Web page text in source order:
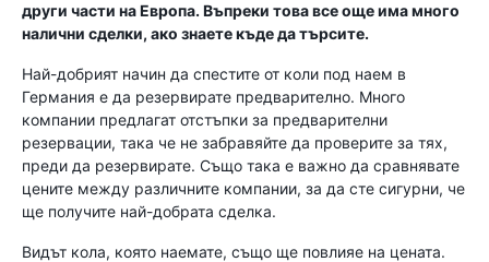
други части на Европа. Въпреки това все още има много
налични сделки, ако знаете къде да търсите.
Най-добрият начин да спестите от коли под наем в
Германия е да резервирате предварително. Много
компании предлагат отстъпки за предварителни
резервации, така че не забравяйте да проверите за тях,
преди да резервирате. Също така е важно да сравнявате
цените между различните компании, за да сте сигурни, че
ще получите най-добрата сделка.
Видът кола, която наемате, също ще повлияе на цената.